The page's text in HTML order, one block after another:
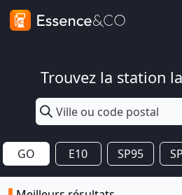
Trouvez la station
GO E10 SP95